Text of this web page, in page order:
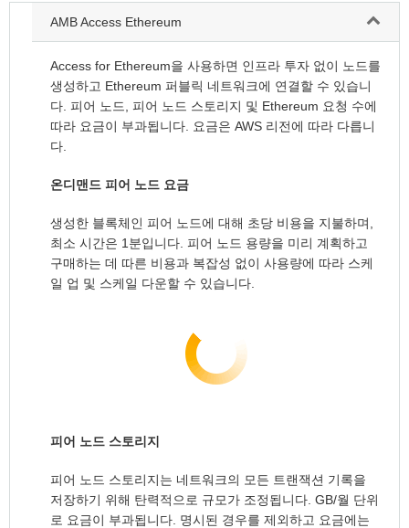
AMB Access Ethereum
Access for Ethereum을 사용하면 인프라 투자 없이 노드를
생성하고 Ethereum 퍼블릭 네트워크에 연결할 수 있습니
다. 피어 노드, 피어 노드 스토리지 및 Ethereum 요청 수에
따라 요금이 부과됩니다. 요금은 AWS 리전에 따라 다릅니
다.
온디맨드 피어 노드 요금
생성한 블록체인 피어 노드에 대해 초당 비용을 지불하며,
최소 시간은 1분입니다. 피어 노드 용량을 미리 계획하고
구매하는 데 따른 비용과 복잡성 없이 사용량에 따라 스케
일 업 및 스케일 다운할 수 있습니다.
피어 노드 스토리지
피어 노드 스토리지는 네트워크의 모든 트랜잭션 기록을
저장하기 위해 탄력적으로 규모가 조정됩니다. GB/월 단위
로 요금이 부과됩니다. 명시된 경우를 제외하고 요금에는